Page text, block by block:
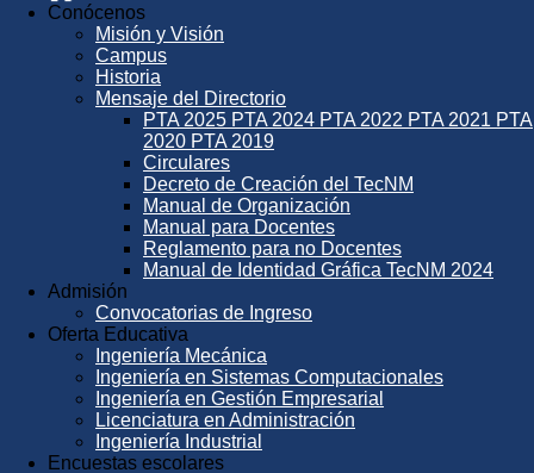
Conócenos
Misión y Visión
Campus
Historia
Mensaje del Directorio
PTA 2025 PTA 2024 PTA 2022 PTA 2021 PTA
2020 PTA 2019
Circulares
Decreto de Creación del TecNM
Manual de Organización
Manual para Docentes
Reglamento para no Docentes
Manual de Identidad Gráfica TecNM 2024
Admisión
Convocatorias de Ingreso
Oferta Educativa
Ingeniería Mecánica
Ingeniería en Sistemas Computacionales
Ingeniería en Gestión Empresarial
Licenciatura en Administración
Ingeniería Industrial
Encuestas escolares